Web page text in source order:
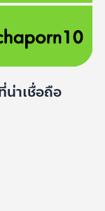
าเชื่อถือ